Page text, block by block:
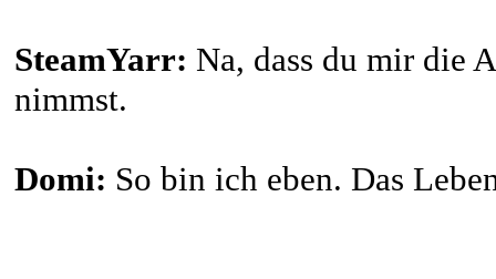
SteamYarr: Na, dass du mir die
nimmst.
Domi: So bin ich eben. Das